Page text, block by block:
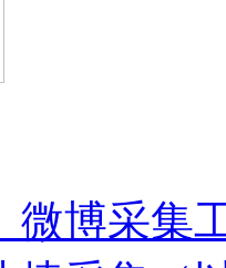
微博采集